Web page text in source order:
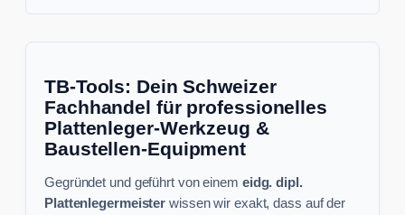
TB-Tools: Dein Schweizer
Fachhandel für professionelles
Plattenleger-Werkzeug &
Baustellen-Equipment
Gegründet und geführt von einem eidg. dipl.
Plattenlegermeister wissen wir exakt, dass auf der